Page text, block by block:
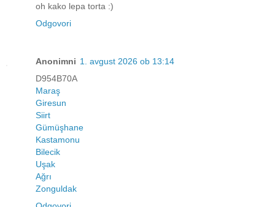
oh kako lepa torta :)
Odgovori
Anonimni 1. avgust 2026 ob 13:14
D954B70A
Maraş
Giresun
Siirt
Gümüşhane
Kastamonu
Bilecik
Uşak
Ağrı
Zonguldak